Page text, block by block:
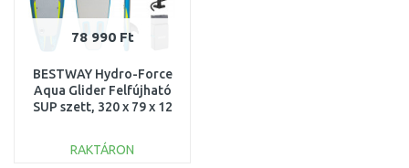
78 990 Ft
BESTWAY Hydro-Force
Aqua Glider Felfújható
SUP szett, 320 x 79 x 12
RAKTÁRON